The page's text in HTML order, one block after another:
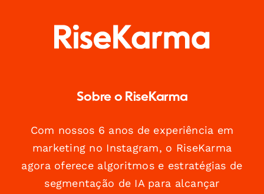
Sobre o RiseKarma
Com nossos 6 anos de experiência em
marketing no Instagram, o RiseKarma
agora oferece algoritmos e estratégias de
segmentação de IA para alcançar